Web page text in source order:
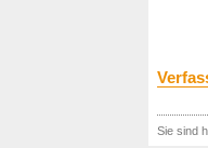
Sie sind